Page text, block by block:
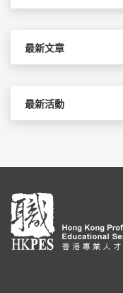
關
最新文章
最新活動